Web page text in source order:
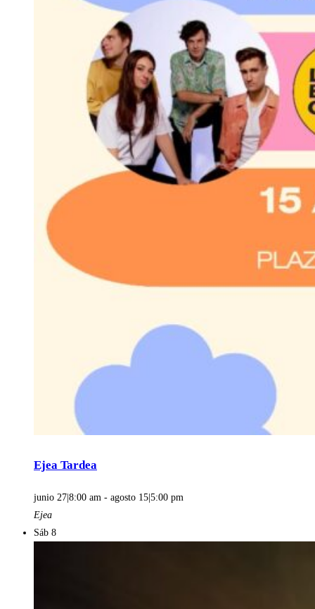
Ejea Tardea
junio 27|8:00 am - agosto 15|5:00 pm
Ejea
Sáb 8